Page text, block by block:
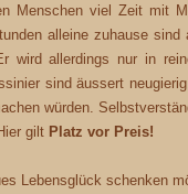
Menschen viel Zeit mit
alleine zuhause
allerdings nur in
sind äussert
würden.
gilt Platz vor Preis!
Lebensglück schenken